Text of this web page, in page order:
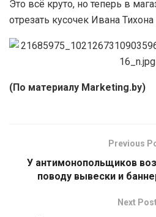
Это всё круто, но теперь в
отрезать кусочек Ивана
(По материалу Marketing.by)
Previous
У антимонопольщиков
поводу вывески и
Next Post